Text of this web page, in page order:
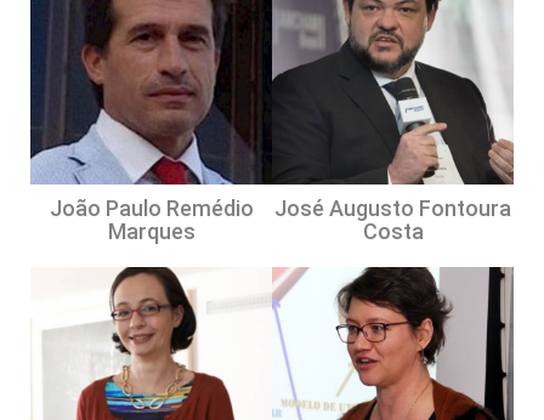
João Paulo Remédio
Marques
José Augusto Fontoura
Costa